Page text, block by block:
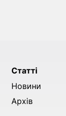
Статті
Новини
Архів